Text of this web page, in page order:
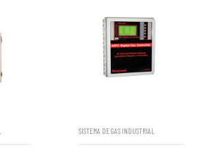
SISTEMA DE GAS INDUSTRIAL